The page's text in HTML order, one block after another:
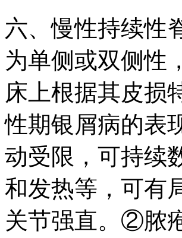
六、慢性持续性
为单侧或双侧性
床上根据其皮损
性期银屑病的表
动受限，可持续
和发热等，可有
关节强直。②脓